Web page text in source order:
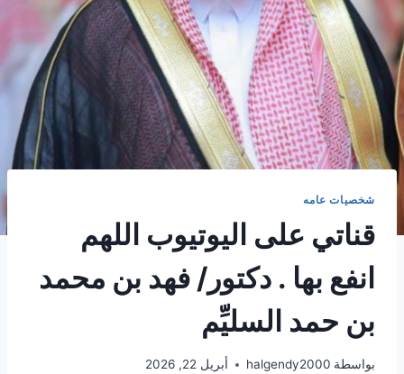
شخصيات عامه
قناتي على اليوتيوب اللهم
انفع بها . دكتور/ فهد بن محمد
بن حمد السليِّم
بواسطة halgendy2000 أبريل 22, 2026